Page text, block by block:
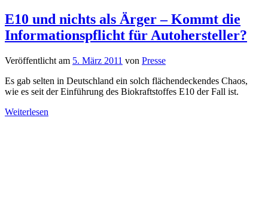
E10 und nichts als Ärger – Kommt die
Informationspflicht für Autohersteller?
Veröffentlicht am 5. März 2011 von Presse
Es gab selten in Deutschland ein solch flächendeckendes Chaos,
wie es seit der Einführung des Biokraftstoffes E10 der Fall ist.
Weiterlesen